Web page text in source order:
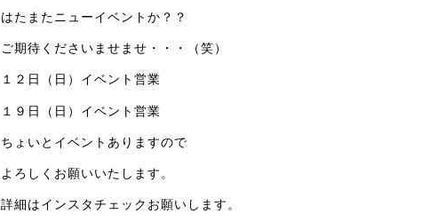
はたまたニューイベントか？？
ご期待くださいませませ・・・（笑）
１２日（日）イベント営業
１９日（日）イベント営業
ちょいとイベントありますので
よろしくお願いいたします。
詳細はインスタチェックお願いします。